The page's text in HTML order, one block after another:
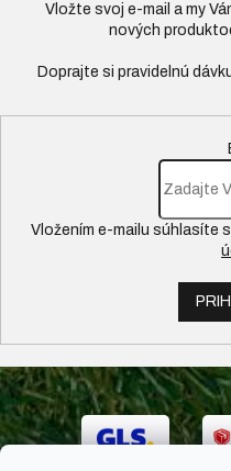
Vložte svoj e-mail a my
nových
Vložením e-mailu súhlasíte s